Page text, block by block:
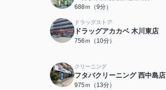
688ｍ（9分）
ドラッグストア
ドラッグアカカベ 木川東店
756ｍ（10分）
クリーニング
フタバクリーニング 西中島店
975ｍ（13分）